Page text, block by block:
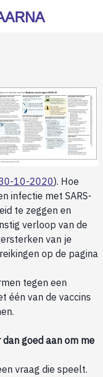
10-2020). Hoe
infectie met SARS-
te zeggen en
verloop van de
van je
op de pagina
tegen een
één van de vaccins
goed aan om me
vraag die speelt.